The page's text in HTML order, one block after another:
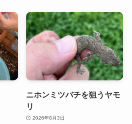
ニホンミツバチを狙うヤモ
リ
2026年8月3日